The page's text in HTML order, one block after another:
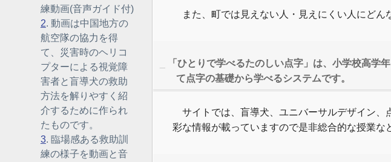
また、町では見えない人・見えにくい人にど
「ひとりで学べるたのしい点字」は、小学校高学
て点字の基礎から学べるシステムです。
サイトでは、盲導犬、ユニバーサルデザイン
彩な情報が載っていますので是非総合的な授業な
練動画(音声ガイド付)
2. 動画は中国地方の
航空隊の協力を得
て、災害時のヘリコ
プターによる視覚障
害者と盲導犬の救助
方法を解りやすく紹
介するために作られ
たものです。
3. 臨場感ある救助訓
練の様子を動画と音